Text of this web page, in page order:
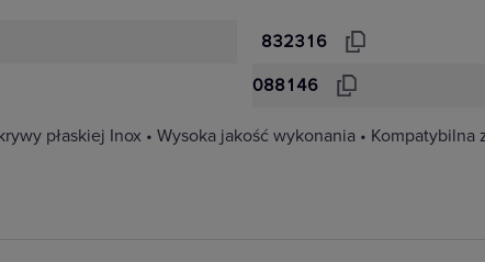
832316
088146
płaskiej Inox • Wysoka jakość wykonania •